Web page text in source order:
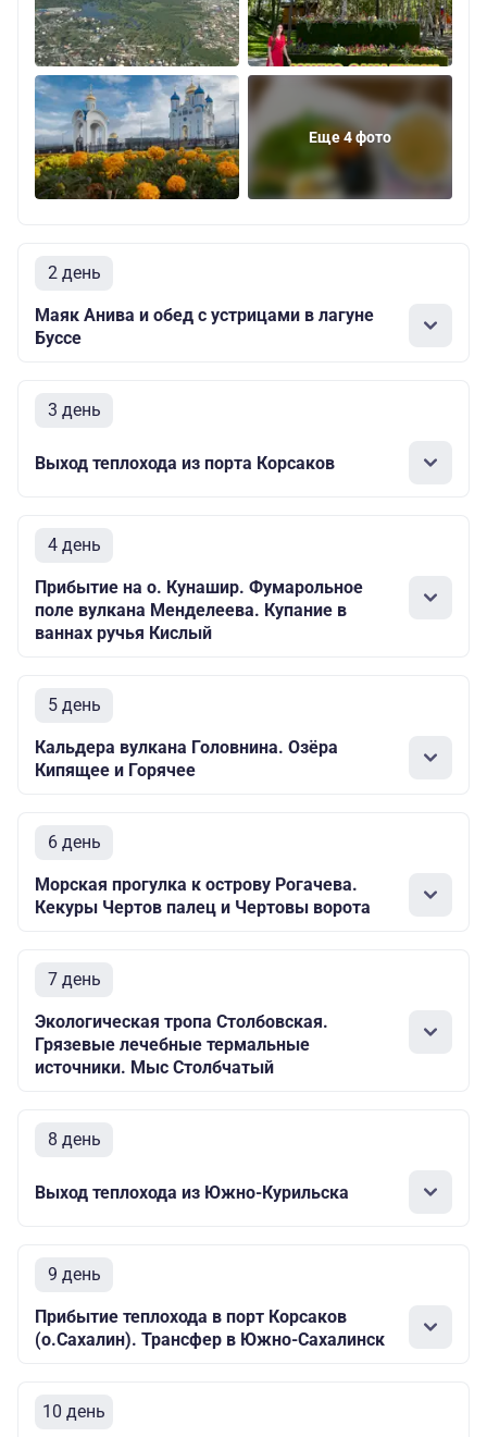
Еще 4 фото
2 день
Маяк Анива и обед с устрицами в лагуне
Буссе
3 день
Выход теплохода из порта Корсаков
4 день
Прибытие на о. Кунашир. Фумарольное
поле вулкана Менделеева. Купание в
ваннах ручья Кислый
5 день
Кальдера вулкана Головнина. Озёра
Кипящее и Горячее
6 день
Морская прогулка к острову Рогачева.
Кекуры Чертов палец и Чертовы ворота
7 день
Экологическая тропа Столбовская.
Грязевые лечебные термальные
источники. Мыс Столбчатый
8 день
Выход теплохода из Южно-Курильска
9 день
Прибытие теплохода в порт Корсаков
(о.Сахалин). Трансфер в Южно-Сахалинск
10 день